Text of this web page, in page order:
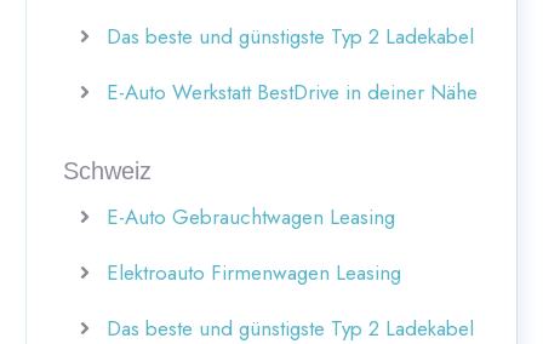
Das beste und günstigste Typ 2 Ladekabel
E-Auto Werkstatt BestDrive in deiner Nähe
Schweiz
E-Auto Gebrauchtwagen Leasing
Elektroauto Firmenwagen Leasing
Das beste und günstigste Typ 2 Ladekabel